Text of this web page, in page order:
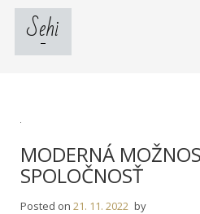
Skip
Sehi
MODERNÁ
SPOLOČNOSŤ
Posted on 21. 11. 2022 by